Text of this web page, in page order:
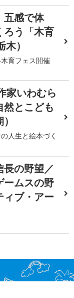
感で体
ろう「木育
）
育フェス開催
家いわむら
然とこども
人生と絵本づく
の野望／
ームスの野
ブ・アー